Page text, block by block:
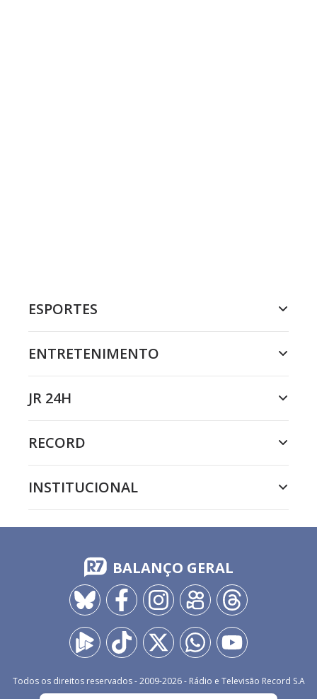
ESPORTES
ENTRETENIMENTO
JR 24H
RECORD
INSTITUCIONAL
BALANÇO GERAL
Todos os direitos reservados - 2009-2026- Rádio e Televisão Record S.A